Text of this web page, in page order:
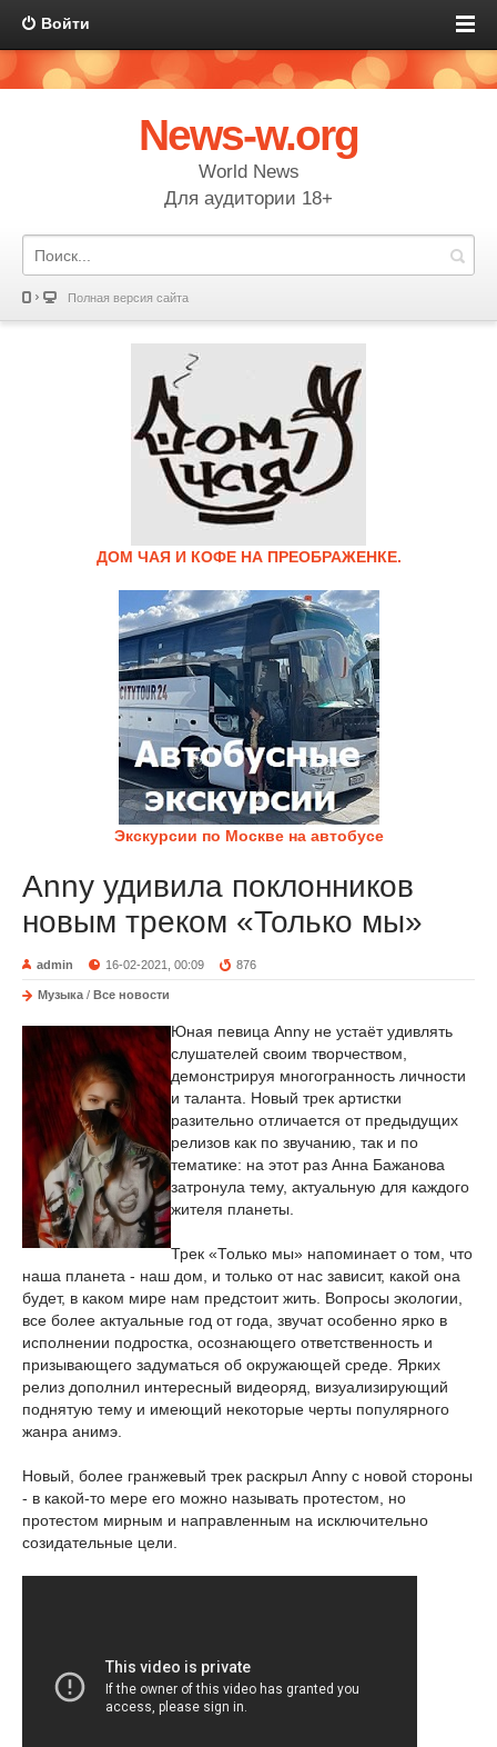
Войти
News-w.org
World News
Для аудитории 18+
Полная версия сайта
ДОМ ЧАЯ И КОФЕ НА ПРЕОБРАЖЕНКЕ.
Экскурсии по Москве на автобусе
Anny удивила поклонников
новым треком «Только мы»
admin 16-02-2021, 00:09 876
Музыка / Все новости
Юная певица Anny не устаёт удивлять
слушателей своим творчеством,
демонстрируя многогранность личности
и таланта. Новый трек артистки
разительно отличается от предыдущих
релизов как по звучанию, так и по
тематике: на этот раз Анна Бажанова
затронула тему, актуальную для каждого
жителя планеты.
Трек «Только мы» напоминает о том, что
наша планета - наш дом, и только от нас зависит, какой она
будет, в каком мире нам предстоит жить. Вопросы экологии,
все более актуальные год от года, звучат особенно ярко в
исполнении подростка, осознающего ответственность и
призывающего задуматься об окружающей среде. Ярких
релиз дополнил интересный видеоряд, визуализирующий
поднятую тему и имеющий некоторые черты популярного
жанра анимэ.
Новый, более гранжевый трек раскрыл Anny с новой стороны
- в какой-то мере его можно называть протестом, но
протестом мирным и направленным на исключительно
созидательные цели.